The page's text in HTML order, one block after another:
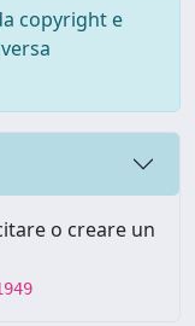
copyright e
o creare un